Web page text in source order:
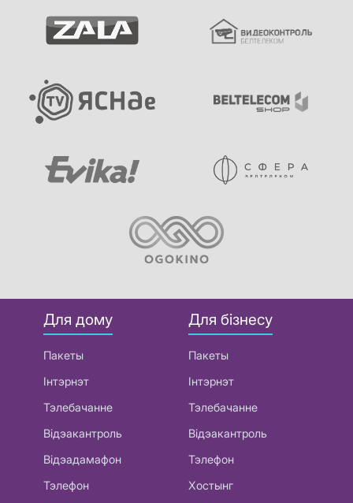
Для дому
Пакеты
Інтэрнэт
Тэлебачанне
Відэакантроль
Відэадамафон
Тэлефон
Для бізнесу
Пакеты
Інтэрнэт
Тэлебачанне
Відэакантроль
Тэлефон
Хостынг